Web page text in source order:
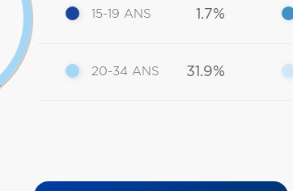
15-19 ANS 1.7%
20-34 ANS 31.9%